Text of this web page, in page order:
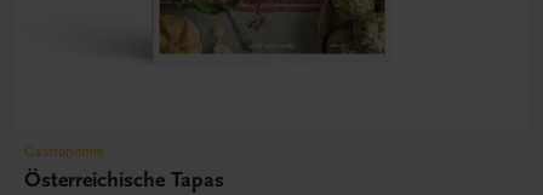
Gastronomie
Österreichische Tapas